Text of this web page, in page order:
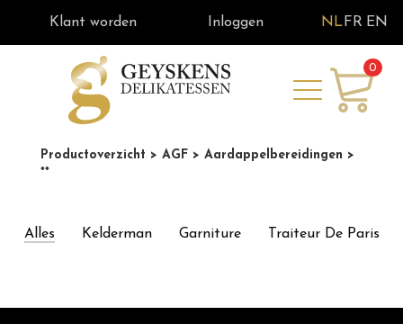
Klant worden Inloggen NL FR EN
0
Productoverzicht > AGF > Aardappelbereidingen >
**
Alles Kelderman Garniture Traiteur De Paris